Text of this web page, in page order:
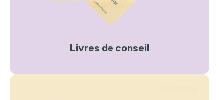
Livres de conseil